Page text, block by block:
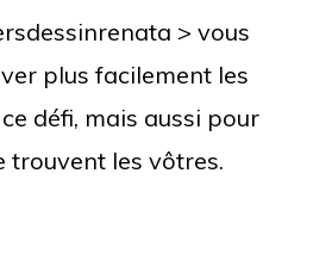
> vous
plus facilement les
défi, mais aussi pour
trouvent les vôtres.